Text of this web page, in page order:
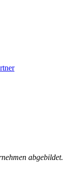
abgebildet.